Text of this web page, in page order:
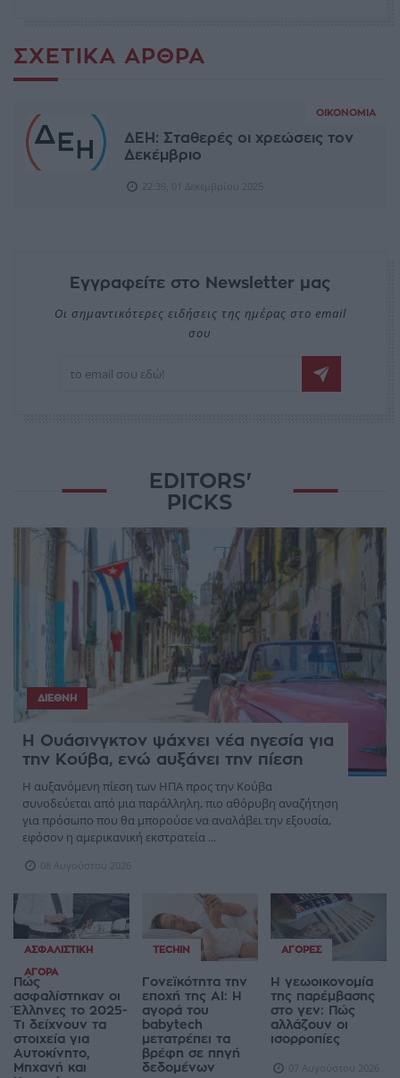
ΣΧΕΤΙΚΆ ΆΡΘΡΑ
ΟΙΚΟΝΟΜΊΑ
ΔΕΗ: Σταθερές οι χρεώσεις τον
Δεκέμβριο
Εγγραφείτε στο Newsletter μας
Οι σημαντικότερες ειδήσεις της ημέρας στο email
σου
EDITORS'
PICKS
ΔΙΕΘΝΉ
Η Ουάσινγκτον ψάχνει νέα ηγεσία για
την Κούβα, ενώ αυξάνει την πίεση
Η αυξανόμενη πίεση των ΗΠΑ προς την Κούβα
συνοδεύεται από μια παράλληλη, πιο αθόρυβη αναζήτηση
για πρόσωπο που θα μπορούσε να αναλάβει την εξουσία,
εφόσον η αμερικανική εκστρατεία ...
08 Αυγούστου 2026
ΑΣΦΑΛΙΣΤΙΚΉ
ΑΓΟΡΆ
Πώς
ασφαλίστηκαν οι
Έλληνες το 2025-
Τι δείχνουν τα
στοιχεία για
Αυτοκίνητο,
Μηχανή και
TECHIN
Γονεϊκότητα την
εποχή της AI: Η
αγορά του
babytech
μετατρέπει τα
βρέφη σε πηγή
δεδομένων
ΑΓΟΡΈΣ
Η γεωοικονομία
της παρέμβασης
στο γεν: Πώς
αλλάζουν οι
ισορροπίες
07 Αυγούστου 2026